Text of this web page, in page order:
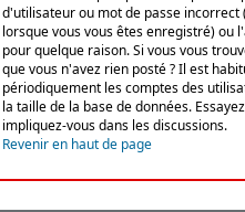
d'utilisateur ou mot de passe
lorsque vous vous êtes enregistré)
pour quelque raison. Si vous vous
que vous n'avez rien posté ? Il est
périodiquement les comptes des
la taille de la base de données.
impliquez-vous dans les discussions.
Revenir en haut de page